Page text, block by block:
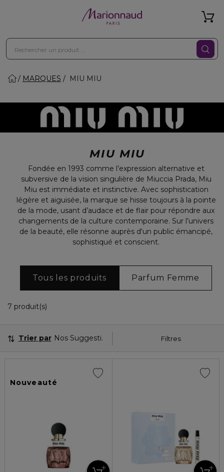
MARQUES MIU MIU
MIU MIU
Fondée en 1993 comme l’expression alternative et
subversive de la vision singulière de Miuccia Prada, Miu
Miu est immédiate et instinctive. Avec sophistication
légère et aiguisée, la marque se hisse toujours à la pointe
de la mode, usant d’audace et de flair pour répondre aux
changements de la culture contemporaine. Sur l’univers
de la beauté, elle résonne auprès d'un public émancipé,
sophistiqué et conscient.
Tous les produits Parfum Femme
7 produit(s)
Filtres
Trier par Nos Suggestions
Nouveauté